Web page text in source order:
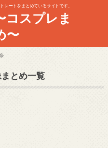
レートをまとめているサイトです。
コスプレま
〜
まとめ一覧